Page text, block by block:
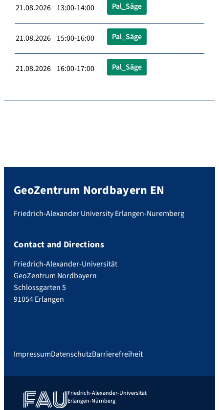
21.08.2026 13:00-14:00 Pal_Säge
21.08.2026 15:00-16:00 Pal_Säge
21.08.2026 16:00-17:00 Pal_Säge
GeoZentrum Nordbayern EN
Friedrich-Alexander University Erlangen-Nuremberg
Contact and Directions
Friedrich-Alexander-Universität
GeoZentrum Nordbayern
Schlossgarten 5
91054 Erlangen
ImpressumDatenschutzBarrierefreiheit
Friedrich-Alexander-Universität
Erlangen-Nürnberg